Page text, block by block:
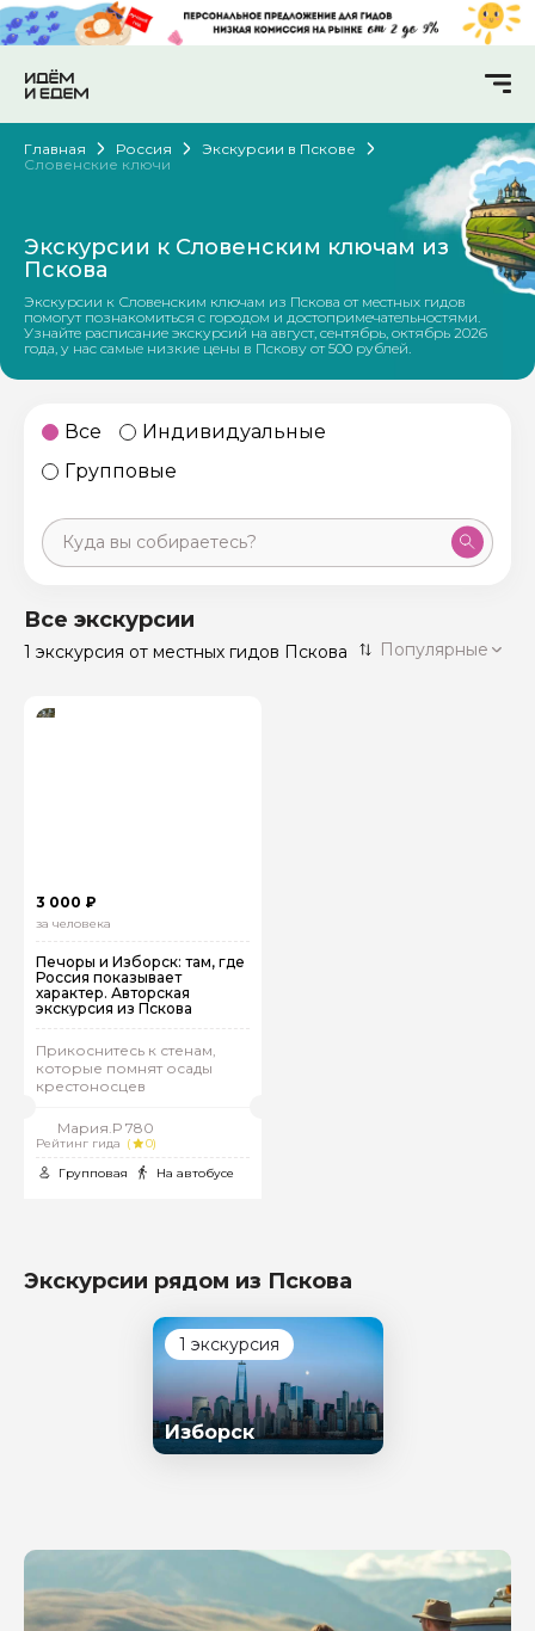
Главная Россия
Экскурсии в Пскове
Словенские ключи
Экскурсии к Словенским ключам из
Пскова
Экскурсии к Словенским ключам из Пскова от местных гидов
помогут познакомиться с городом и достопримечательностями.
Узнайте расписание экскурсий на август, сентябрь, октябрь 2026
года, у нас самые низкие цены в Пскову от 500 рублей.
Все
Индивидуальные
Групповые
Санкт-Петербург 50 экскурсий
Россия
Все экскурсии
1 экскурсия от местных гидов Пскова Популярные
3 000 ₽
за человека
Печоры и Изборск: там, где
Россия показывает
характер. Авторская
экскурсия из Пскова
Прикоснитесь к стенам,
которые помнят осады
крестоносцев
Мария.Р 780
Рейтинг гида (
0)
Групповая
На автобусе
Экскурсии рядом из Пскова
1 экскурсия
Изборск